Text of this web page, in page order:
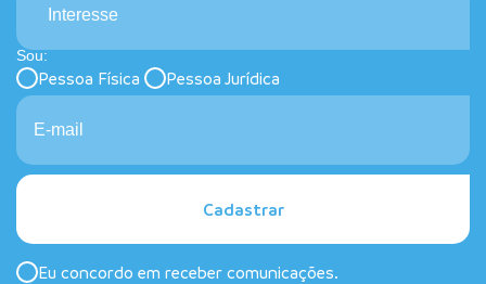
Interesse
Sou:
Pessoa Física Pessoa Jurídica
Cadastrar
Eu concordo em receber comunicações.